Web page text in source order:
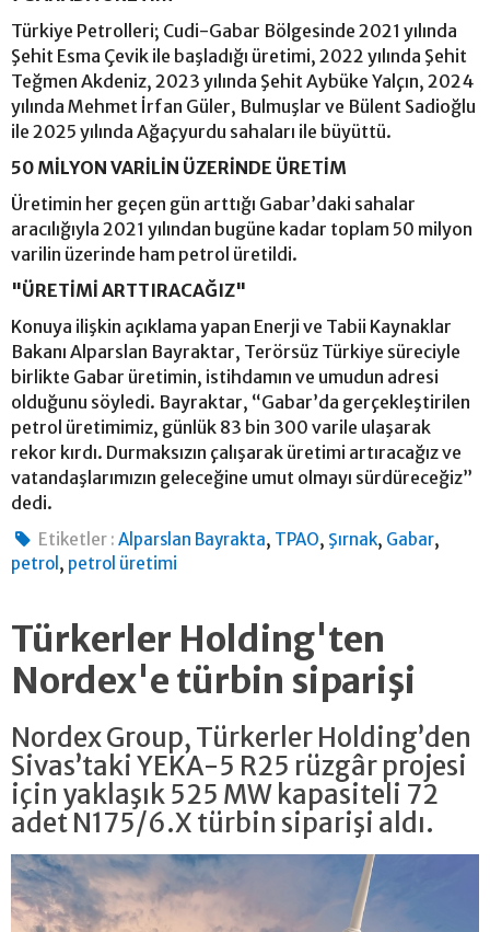
Türkiye Petrolleri; Cudi-Gabar Bölgesinde 2021 yılında
Şehit Esma Çevik ile başladığı üretimi, 2022 yılında Şehit
Teğmen Akdeniz, 2023 yılında Şehit Aybüke Yalçın, 2024
yılında Mehmet İrfan Güler, Bulmuşlar ve Bülent Sadioğlu
ile 2025 yılında Ağaçyurdu sahaları ile büyüttü.
50 MİLYON VARİLİN ÜZERİNDE ÜRETİM
Üretimin her geçen gün arttığı Gabar’daki sahalar
aracılığıyla 2021 yılından bugüne kadar toplam 50 milyon
varilin üzerinde ham petrol üretildi.
"ÜRETİMİ ARTTIRACAĞIZ"
Konuya ilişkin açıklama yapan Enerji ve Tabii Kaynaklar
Bakanı Alparslan Bayraktar, Terörsüz Türkiye süreciyle
birlikte Gabar üretimin, istihdamın ve umudun adresi
olduğunu söyledi. Bayraktar, “Gabar’da gerçekleştirilen
petrol üretimimiz, günlük 83 bin 300 varile ulaşarak
rekor kırdı. Durmaksızın çalışarak üretimi artıracağız ve
vatandaşlarımızın geleceğine umut olmayı sürdüreceğiz”
dedi.
Etiketler : Alparslan Bayrakta, TPAO, Şırnak, Gabar,
petrol , petrol üretimi
Türkerler Holding'ten
Nordex'e türbin siparişi
Nordex Group, Türkerler Holding’den
Sivas’taki YEKA-5 R25 rüzgâr projesi
için yaklaşık 525 MW kapasiteli 72
adet N175/6.X türbin siparişi aldı.